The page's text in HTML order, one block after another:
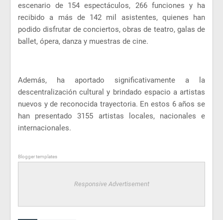
escenario de 154 espectáculos, 266 funciones y ha
recibido a más de 142 mil asistentes, quienes han
podido disfrutar de conciertos, obras de teatro, galas de
ballet, ópera, danza y muestras de cine.
Además, ha aportado significativamente a la
descentralización cultural y brindado espacio a artistas
nuevos y de reconocida trayectoria. En estos 6 años se
han presentado 3155 artistas locales, nacionales e
internacionales.
Blogger templates
Responsive Advertisement